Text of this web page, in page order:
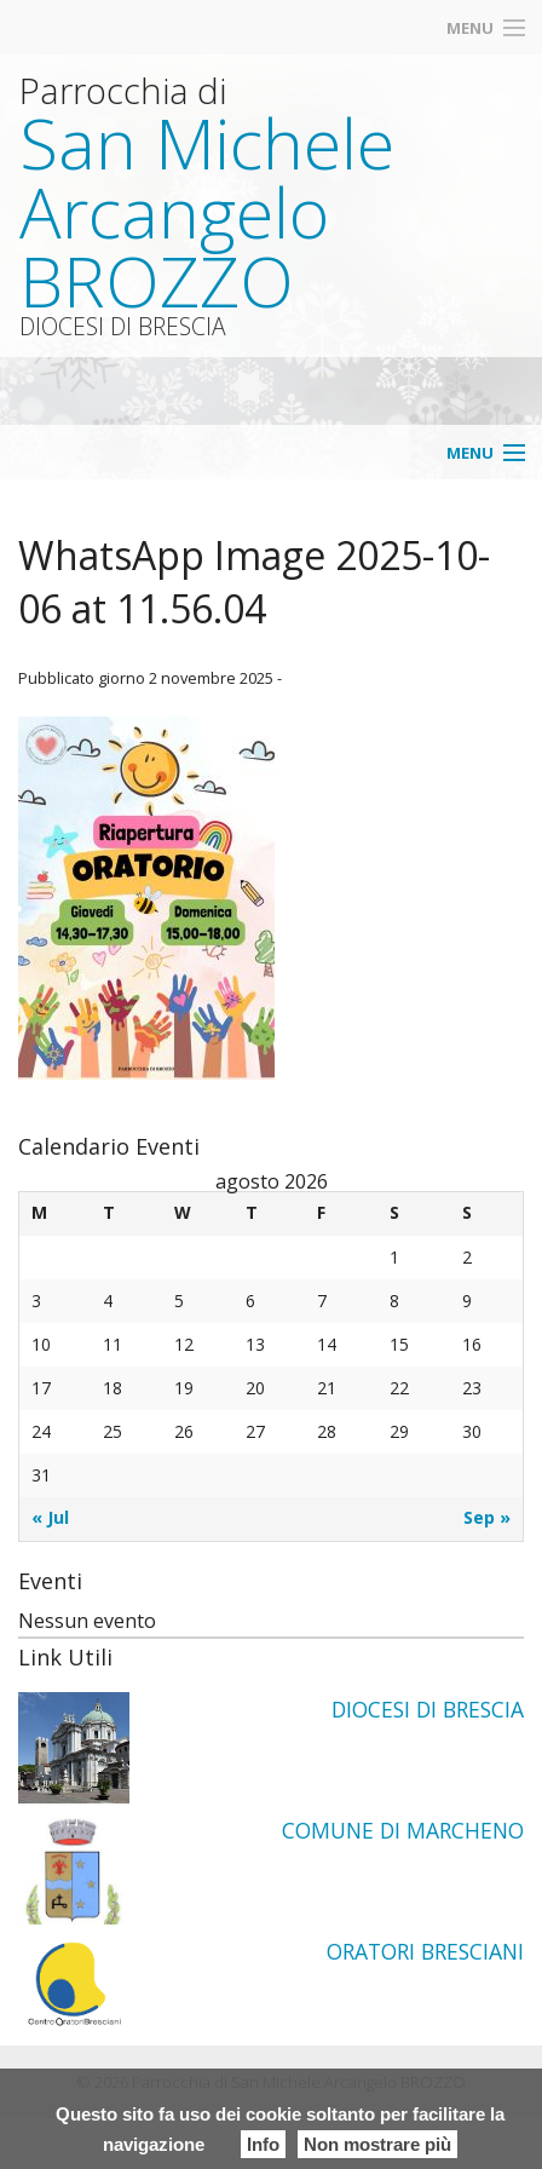
Questo sito fa uso dei cookie soltanto per facilitare la
navigazione
Info Non mostrare più
MENU
Parrocchia di
San Michele
Arcangelo
BROZZO
DIOCESI DI BRESCIA
MENU
Parrocchia
Beato Giovanni Fausti
Gruppo Sportivo Parrocchiale
Contatti
WhatsApp Image 2025-10-
06 at 11.56.04
Pubblicato giorno 2 novembre 2025 -
Calendario Eventi
agosto 2026
M T W T F S
S
1
2
3
4 5 6 7 8
9
10
11 12 13 14 15
16
17
18 19 20 21 22
23
24
25 26 27 28 29
30
31
« Jul
Sep »
Eventi
Nessun evento
Link Utili
DIOCESI DI BRESCIA
COMUNE DI MARCHENO
ORATORI BRESCIANI